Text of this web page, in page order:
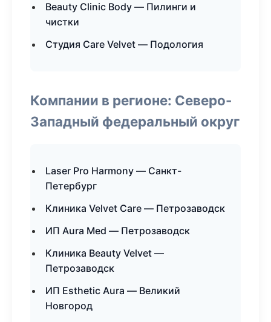
Beauty Clinic Body — Пилинги и
чистки
Студия Care Velvet — Подология
Компании в регионе: Северо-
Западный федеральный округ
Laser Pro Harmony — Санкт-
Петербург
Клиника Velvet Care — Петрозаводск
ИП Aura Med — Петрозаводск
Клиника Beauty Velvet —
Петрозаводск
ИП Esthetic Aura — Великий
Новгород